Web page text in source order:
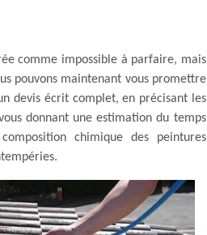
comme impossible à parfaire, mais
pouvons maintenant vous promettre
devis écrit complet, en précisant les
donnant une estimation du temps
chimique des peintures